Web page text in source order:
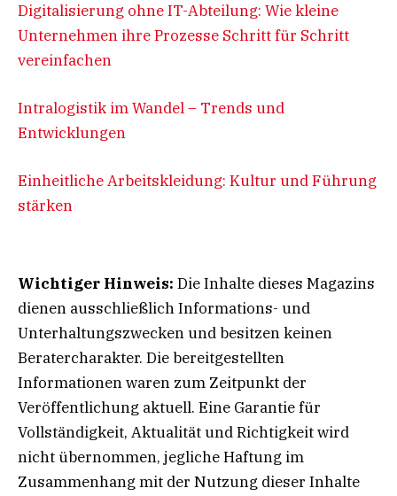
Digitalisierung ohne IT-Abteilung: Wie kleine
Unternehmen ihre Prozesse Schritt für Schritt
vereinfachen
Intralogistik im Wandel – Trends und
Entwicklungen
Einheitliche Arbeitskleidung: Kultur und Führung
stärken
Wichtiger Hinweis: Die Inhalte dieses Magazins
dienen ausschließlich Informations- und
Unterhaltungszwecken und besitzen keinen
Beratercharakter. Die bereitgestellten
Informationen waren zum Zeitpunkt der
Veröffentlichung aktuell. Eine Garantie für
Vollständigkeit, Aktualität und Richtigkeit wird
nicht übernommen, jegliche Haftung im
Zusammenhang mit der Nutzung dieser Inhalte